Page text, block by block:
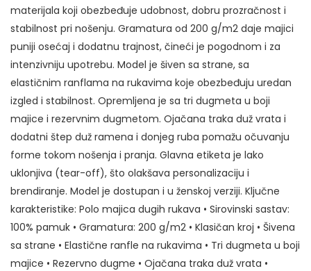
Maksimalni dozvoljeni broj karaktera: 500
materijala koji obezbeđuje udobnost, dobru prozračnost i
stabilnost pri nošenju. Gramatura od 200 g/m2 daje majici
puniji osećaj i dodatnu trajnost, čineći je pogodnom i za
intenzivniju upotrebu. Model je šiven sa strane, sa
elastičnim ranflama na rukavima koje obezbeđuju uredan
izgled i stabilnost. Opremljena je sa tri dugmeta u boji
majice i rezervnim dugmetom. Ojačana traka duž vrata i
dodatni štep duž ramena i donjeg ruba pomažu očuvanju
forme tokom nošenja i pranja. Glavna etiketa je lako
uklonjiva (tear-off), što olakšava personalizaciju i
brendiranje. Model je dostupan i u ženskoj verziji. Ključne
karakteristike: Polo majica dugih rukava • Sirovinski sastav:
100% pamuk • Gramatura: 200 g/m2 • Klasičan kroj • Šivena
sa strane • Elastične ranfle na rukavima • Tri dugmeta u boji
majice • Rezervno dugme • Ojačana traka duž vrata •